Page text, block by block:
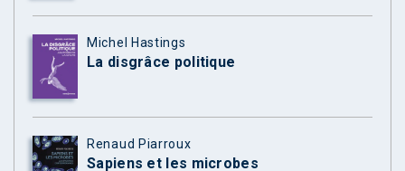
Michel Hastings
La disgrâce politique
Renaud Piarroux
Sapiens et les microbes